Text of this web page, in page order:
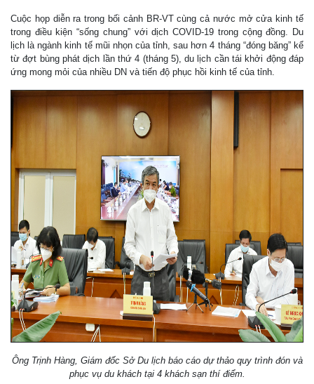
Cuộc họp diễn ra trong bối cảnh BR-VT cùng cả nước mở cửa kinh tế
trong điều kiện “sống chung” với dịch COVID-19 trong cộng đồng. Du
lịch là ngành kinh tế mũi nhọn của tỉnh, sau hơn 4 tháng “đóng băng” kể
từ đợt bùng phát dịch lần thứ 4 (tháng 5), du lịch cần tái khởi động đáp
ứng mong mỏi của nhiều DN và tiến độ phục hồi kinh tế của tỉnh.
Ông Trịnh Hàng, Giám đốc Sở Du lịch báo cáo dự thảo quy trình đón và
phục vụ du khách tại 4 khách sạn thí điểm.